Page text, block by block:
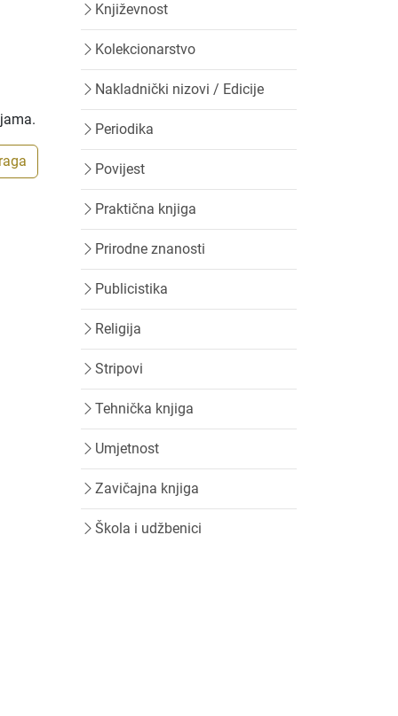
Književnost
Kolekcionarstvo
Nakladnički nizovi / Edicije
Periodika
Povijest
Praktična knjiga
Prirodne znanosti
Publicistika
Religija
Stripovi
Tehnička knjiga
Umjetnost
Zavičajna knjiga
Škola i udžbenici